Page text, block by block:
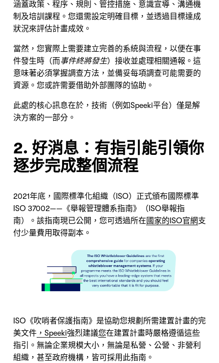
涵蓋政策、程序、規則、管控措施、意識宣導、溝通機
制及培訓課程。您還需設定明確目標，並透過目標達成
狀況來評估計畫成效。
當然，您實際上需要建立完善的系統與流程，以便在事
件發生時（而事件終將發生）接收並處理相關通報。這
意味著必須掌握調查方法，並備妥每項調查可能需要的
資源。您或許需要借助外部團隊的協助。
此處的核心訊息在於，技術（例如Speeki平台）僅是解
決方案的一部分。
2. 好消息：有指引能引領你
逐步完成整個流程
2021年底，國際標準化組織（ISO）正式頒布國際標準
ISO 37002——《舉報管理體系指南》（ISO舉報指
南）。該指南現已公開，您可透過所在 國家的ISO官網支
付少量費用取得副本。
ISO《吹哨者保護指南》是協助您規劃所需建置計畫的完
美文件，Speeki強烈建議您在建置計畫時嚴格遵循這些
指引。無論企業規模大小，無論是私營、公營、非營利
組織，甚至政府機構，皆可採用此指南。